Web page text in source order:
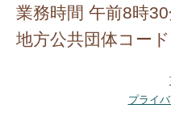
業務時間 午前8時
地方公共団体コー
プライ